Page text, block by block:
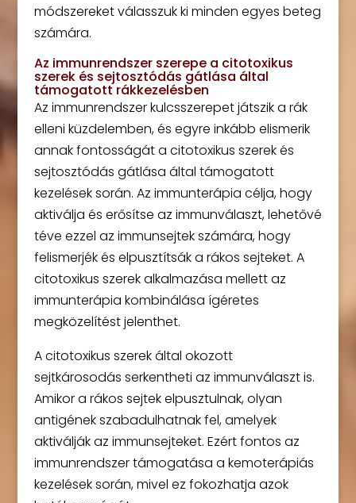
módszereket válasszuk ki minden egyes beteg
számára.
Az immunrendszer szerepe a citotoxikus
szerek és sejtosztódás gátlása által
támogatott rákkezelésben
Az immunrendszer kulcsszerepet játszik a rák
elleni küzdelemben, és egyre inkább elismerik
annak fontosságát a citotoxikus szerek és
sejtosztódás gátlása által támogatott
kezelések során. Az immunterápia célja, hogy
aktiválja és erősítse az immunválaszt, lehetővé
téve ezzel az immunsejtek számára, hogy
felismerjék és elpusztítsák a rákos sejteket. A
citotoxikus szerek alkalmazása mellett az
immunterápia kombinálása ígéretes
megközelítést jelenthet.
A citotoxikus szerek által okozott
sejtkárosodás serkentheti az immunválaszt is.
Amikor a rákos sejtek elpusztulnak, olyan
antigének szabadulhatnak fel, amelyek
aktiválják az immunsejteket. Ezért fontos az
immunrendszer támogatása a kemoterápiás
kezelések során, mivel ez fokozhatja azok